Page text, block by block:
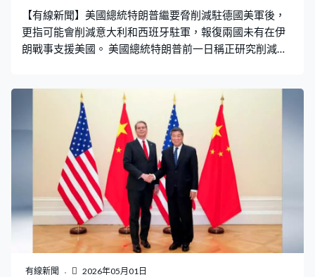
話這件背心表現非常出色，因為它可以近距離擋
【有線新聞】美國總統特朗普繼要脅削減駐德國美軍後，
更指可能會削減意大利和西班牙駐軍，報復兩國未有在伊
朗戰事支援美國。 美國總統特朗普前一日稱正研究削減駐
洲國家會否同樣削減駐軍。特朗普：「（你會否考慮對西
班牙和意大利採取相同行動？他們一直不太配合。）對，
可能會。我可能會，為何不應該呢？意大利完全沒有幫我
們，西班牙一直很差勁，非常差勁。」他又形容美國正協
助歐洲收拾烏克蘭的「爛攤子」，但歐洲卻想對伊朗戰事
置身事外。 截至去年12月，逾一萬二千名美軍駐紮在意大
利，西班牙則有3,800人，意大利防長克羅塞托稱不理解特
朗普為何針對意大利，稱國家沒船通過霍爾木茲海峽仍願
意參與護航任務，獲美軍大力讚賞。西班牙首相桑切斯則
禁止美軍使用當地空軍基地執行攻擊伊朗任務。據報華府
內部提出中止西班牙的北約成員資格。 特朗普又再次批評
有線新聞 2026年05月01日